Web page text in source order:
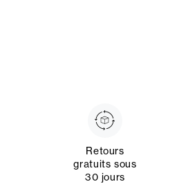
Retours
gratuits sous
30 jours